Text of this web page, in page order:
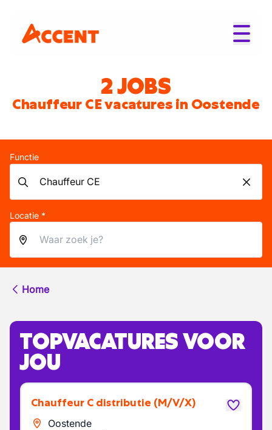
2 JOBS
Chauffeur CE vacatures in Oostende
Functie
Locatie *
Home
TOPVACATURES VOOR
JOU
Chauffeur C distributie (M/V/X)
Oostende